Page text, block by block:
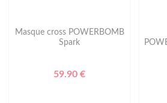
Masque cross POWERBOMB
Spark
59.90 €